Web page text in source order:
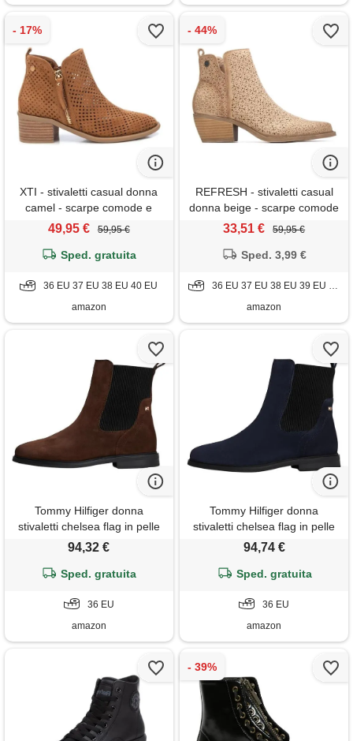
XTI - stivaletti casual donna
camel - scarpe comode e
versatili - moda casual -
36)
49,95 € 59,95 €
Sped. gratuita
36 EU 37 EU 38 EU 40 EU
amazon
REFRESH - stivaletti casual
donna beige - scarpe comode
e versatili - moda casual -
39)
33,51 € 59,95 €
Sped. 3,99 €
36 EU 37 EU 38 EU 39 EU 40 EU 41 EU
amazon
Tommy Hilfiger donna
stivaletti chelsea flag in pelle
scamosciata, marrone (legacy
94,32 €
Sped. gratuita
36 EU
amazon
Tommy Hilfiger donna
stivaletti chelsea flag in pelle
scamosciata, blu (space
94,74 €
Sped. gratuita
36 EU
amazon